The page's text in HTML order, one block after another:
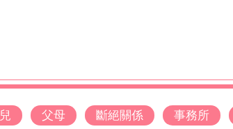
父母 斷絕關係 事務所